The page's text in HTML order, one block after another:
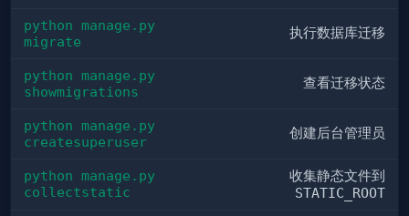
python manage.py
migrate
执行数据库迁移
python manage.py
showmigrations
查看迁移状态
python manage.py
createsuperuser
创建后台管理员
python manage.py
collectstatic
收集静态文件到
STATIC_ROOT